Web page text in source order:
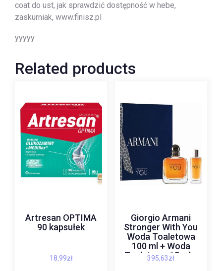
coat do ust, jak sprawdzić dostępność w hebe,
zaskurniak, www.finisz.pl
yyyyy
Related products
Artresan OPTIMA
90 kapsułek
18,99zł
Giorgio Armani
Stronger With You
Woda Toaletowa
100 ml + Woda
Toaletowa 15 ml +
Shower Gel 75 ml
395,63zł